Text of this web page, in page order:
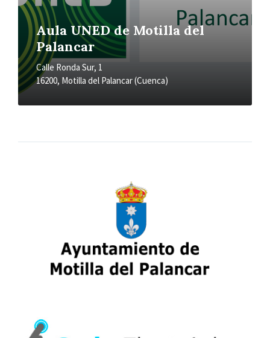
Aula UNED de Motilla del
Palancar
Calle Ronda Sur, 1
16200, Motilla del Palancar (Cuenca)